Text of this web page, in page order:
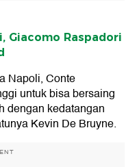
Giacomo Raspadori
Napoli, Conte
untuk bisa bersaing
dengan kedatangan
Kevin De Bruyne.